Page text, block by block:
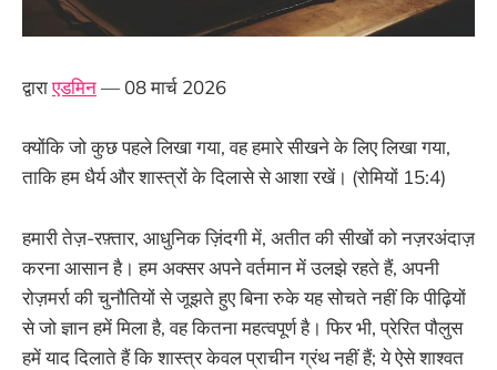
द्वाराएडमिन— 08 मार्च 2026
क्योंकि जो कुछ पहले लिखा गया, वह हमारे सीखने के लिए लिखा गया,
ताकि हम धैर्य और शास्त्रों के दिलासे से आशा रखें। (रोमियों 15:4)
हमारी तेज़-रफ़्तार, आधुनिक ज़िंदगी में, अतीत की सीखों को नज़रअंदाज़
करना आसान है। हम अक्सर अपने वर्तमान में उलझे रहते हैं, अपनी
रोज़मर्रा की चुनौतियों से जूझते हुए बिना रुके यह सोचते नहीं कि पीढ़ियों
से जो ज्ञान हमें मिला है, वह कितना महत्वपूर्ण है। फिर भी, प्रेरित पौलुस
हमें याद दिलाते हैं कि शास्त्र केवल प्राचीन ग्रंथ नहीं हैं; ये ऐसे शाश्वत